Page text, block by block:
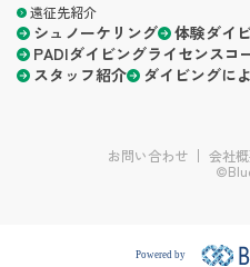
遠征先紹介
シュノーケリング
体験ダイ
PADIダイビングライセンスコ
スタッフ紹介
ダイビングに
お問い合わせ 会社